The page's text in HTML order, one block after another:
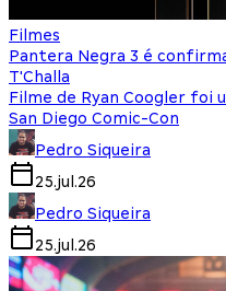
Filmes
Pantera Negra 3 é
T'Challa
Filme de Ryan Coogler foi
San Diego Comic-Con
Pedro Siqueira
25.jul.26
Pedro Siqueira
25.jul.26